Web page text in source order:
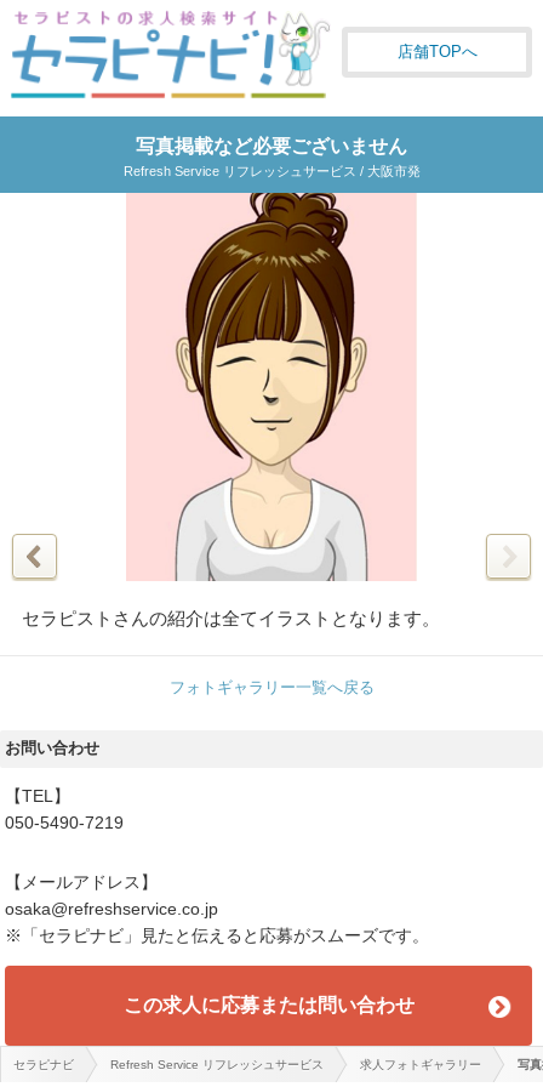
店舗TOPへ
写真掲載など必要ございません
Refresh Service リフレッシュサービス / 大阪市発
セラピストさんの紹介は全てイラストとなります。
フォトギャラリー一覧へ戻る
お問い合わせ
【TEL】
050-5490-7219
【メールアドレス】
osaka@refreshservice.co.jp
※「セラピナビ」見たと伝えると応募がスムーズです。
この求人に応募または問い合わせ
セラピナビ Refresh Service リフレッシュサービス 求人フォトギャラリー 写